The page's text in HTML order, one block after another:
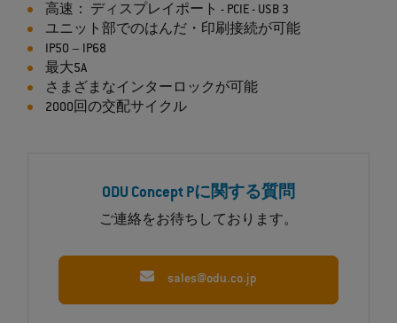
高速： ディスプレイポート - PCIE - USB 3
ユニット部でのはんだ・印刷接続が可能
IP50 – IP68
最大5A
さまざまなインターロックが可能
2000回の交配サイクル
ODU Concept Pに関する質問
ご連絡をお待ちしております。
sales@odu.co.jp